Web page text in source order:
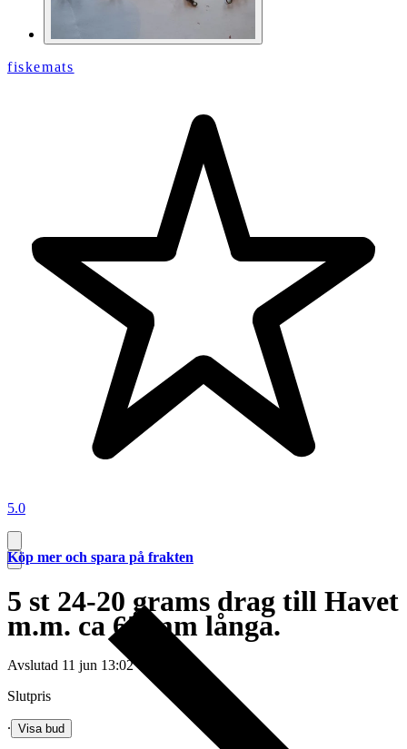
fiskemats
5.0
5 st 24-20 grams drag till Havet
m.m. ca 65 mm långa.
Avslutad 11 jun 13:02
Slutpris
∙ Visa bud
Köp mer och spara på frakten